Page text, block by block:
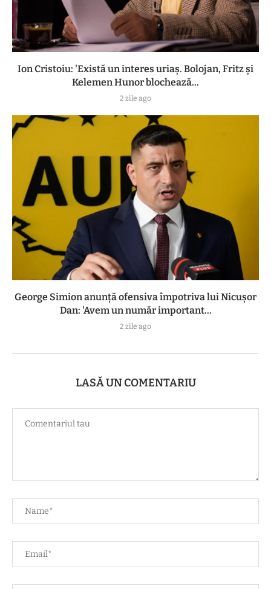
Ion Cristoiu: 'Există un interes uriaș. Bolojan, Fritz și
Kelemen Hunor blochează...
2 zile ago
George Simion anunță ofensiva împotriva lui Nicușor
Dan: 'Avem un număr important...
2 zile ago
LASĂ UN COMENTARIU